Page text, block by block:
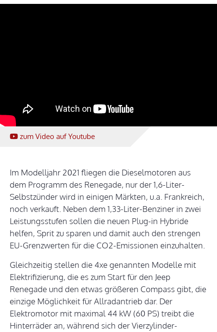
zum Video auf Youtube
Im Modelljahr 2021 fliegen die Dieselmotoren aus
dem Programm des Renegade, nur der 1,6-Liter-
Selbstzünder wird in einigen Märkten, u.a. Frankreich,
noch verkauft. Neben dem 1,33-Liter-Benziner in zwei
Leistungsstufen sollen die neuen Plug-in Hybride
helfen, Sprit zu sparen und damit auch den strengen
EU-Grenzwerten für die CO2-Emissionen einzuhalten.
Gleichzeitig stellen die 4xe genannten Modelle mit
Elektrifizierung, die es zum Start für den Jeep
Renegade und den etwas größeren Compass gibt, die
einzige Möglichkeit für Allradantrieb dar. Der
Elektromotor mit maximal 44 kW (60 PS) treibt die
Hinterräder an, während sich der Vierzylinder-